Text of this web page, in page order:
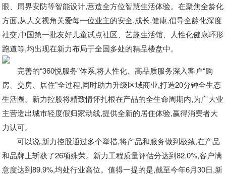
眼、周界安防等智能设计,营造全方位智慧生活体验。在聚焦全龄化
方面,从人文视角关爱每一位业主的安全,成长,健康,倡导全龄化深度
社交,中国第一批友好儿童试点社区、艺趣生活馆、人性化健康环形
跑道等,均出现在新力布局于全国多处的精品楼盘中。
完善的“360悦服务”体系,将人性化、高品质服务深入客户“购
房、交房、居住”全过程,同时助力升级区域商业,打造20分钟全生态
生活圈。新力控股将精致情怀扎根在产品的全生命周期内,为广大业
主营造出城市轻度假归家动线,提供全新的居住体验,赢得消费者大
力认可。
可以说,新力控股通过多个举措,将产品和服务做到极致,在产品
和品牌上斩获了26项殊荣。 新力工程质量评估分达到82.0%,客户满
意度达到89.9%,均处行业高位。值得一提的是,截至今年6月30日,新